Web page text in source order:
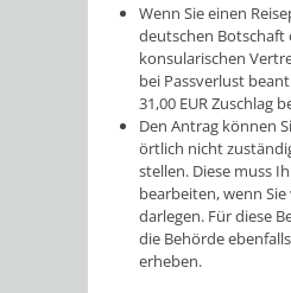
Wenn Sie einen
deutschen Botschaft
konsularischen
bei Passverlust
31,00 EUR Zuschlag
Den Antrag können
örtlich nicht
stellen. Diese muss
bearbeiten, wenn
darlegen. Für diese
die Behörde
erheben.